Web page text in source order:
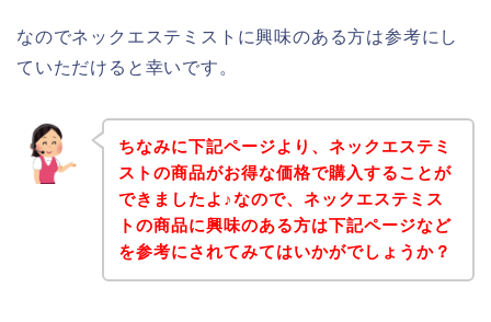
なのでネックエステミストに興味のある方は参考にし
ていただけると幸いです。
ちなみに下記ページより、ネックエステミ
ストの商品がお得な価格で購入することが
できましたよ♪なので、ネックエステミス
トの商品に興味のある方は下記ページなど
を参考にされてみてはいかがでしょうか？